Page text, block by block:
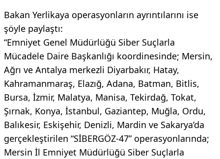
Bakan Yerlikaya operasyonların ayrıntılarını ise
şöyle paylaştı:
“Emniyet Genel Müdürlüğü Siber Suçlarla
Mücadele Daire Başkanlığı koordinesinde; Mersin,
Ağrı ve Antalya merkezli Diyarbakır, Hatay,
Kahramanmaraş, Elazığ, Adana, Batman, Bitlis,
Bursa, İzmir, Malatya, Manisa, Tekirdağ, Tokat,
Şırnak, Konya, İstanbul, Gaziantep, Muğla, Ordu,
Balıkesir, Eskişehir, Denizli, Mardin ve Sakarya’da
gerçekleştirilen “SİBERGÖZ-47” operasyonlarında;
Mersin İl Emniyet Müdürlüğü Siber Suçlarla